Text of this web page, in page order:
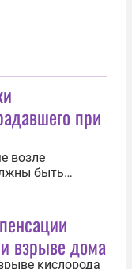
при
возле
быть
самого
к 25
утром 31
ГКБ №2
взрыве дома
кислорода